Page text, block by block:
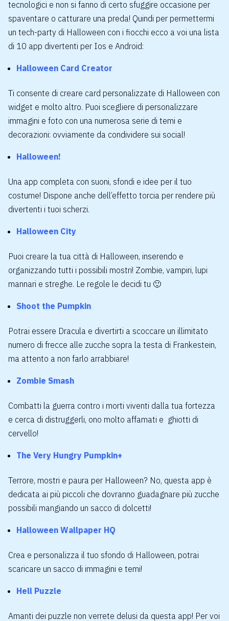
tecnologici e non si fanno di certo sfuggire occasione per
spaventare o catturare una preda! Quindi per permettermi
un tech-party di Halloween con i fiocchi ecco a voi una lista
di 10 app divertenti per Ios e Android:
Halloween Card Creator
Ti consente di creare card personalizzate di Halloween con
widget e molto altro. Puoi scegliere di personalizzare
immagini e foto con una numerosa serie di temi e
decorazioni: ovviamente da condividere sui social!
Halloween!
Una app completa con suoni, sfondi e idee per il tuo
costume! Dispone anche dell’effetto torcia per rendere più
divertenti i tuoi scherzi.
Halloween City
Puoi creare la tua città di Halloween, inserendo e
organizzando tutti i possibili mostri! Zombie, vampiri, lupi
mannari e streghe. Le regole le decidi tu 🙂
Shoot the Pumpkin
Potrai essere Dracula e divertirti a scoccare un illimitato
numero di frecce alle zucche sopra la testa di Frankestein,
ma attento a non farlo arrabbiare!
Zombie Smash
Combatti la guerra contro i morti viventi dalla tua fortezza
e cerca di distruggerli, ono molto affamati e ghiotti di
cervello!
The Very Hungry Pumpkin+
Terrore, mostri e paura per Halloween? No, questa app è
dedicata ai più piccoli che dovranno guadagnare più zucche
possibili mangiando un sacco di dolcetti!
Halloween Wallpaper HQ
Crea e personalizza il tuo sfondo di Halloween, potrai
scaricare un sacco di immagini e temi!
Hell Puzzle
Amanti dei puzzle non verrete delusi da questa app! Per voi